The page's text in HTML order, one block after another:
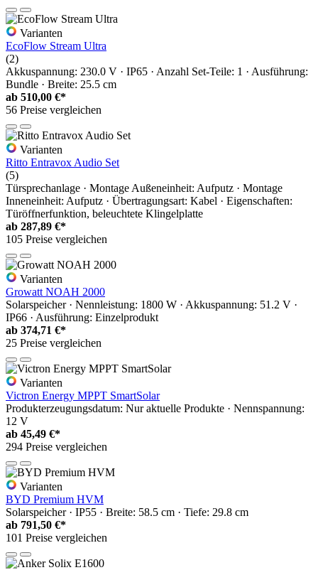
Varianten
EcoFlow Stream Ultra
(2)
Akkuspannung: 230.0 V · IP65 · Anzahl Set-Teile: 1 · Ausführung:
Bundle · Breite: 25.5 cm
ab 510,00 €*
56 Preise vergleichen
Varianten
Ritto Entravox Audio Set
(5)
Türsprechanlage · Montage Außeneinheit: Aufputz · Montage
Inneneinheit: Aufputz · Übertragungsart: Kabel · Eigenschaften:
Türöffnerfunktion, beleuchtete Klingelplatte
ab 287,89 €*
105 Preise vergleichen
Varianten
Growatt NOAH 2000
Solarspeicher · Nennleistung: 1800 W · Akkuspannung: 51.2 V ·
IP66 · Ausführung: Einzelprodukt
ab 374,71 €*
25 Preise vergleichen
Varianten
Victron Energy MPPT SmartSolar
Produkterzeugungsdatum: Nur aktuelle Produkte · Nennspannung:
12 V
ab 45,49 €*
294 Preise vergleichen
Varianten
BYD Premium HVM
Solarspeicher · IP55 · Breite: 58.5 cm · Tiefe: 29.8 cm
ab 791,50 €*
101 Preise vergleichen